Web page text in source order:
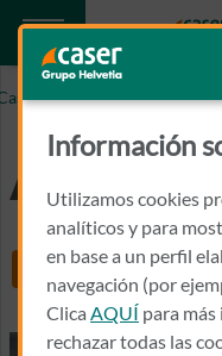
Accidente de moto
Información
Utilizamos cookies
analíticos y para
en base a un perfil
navegación (por
Clica AQUÍ para
rechazar todas las